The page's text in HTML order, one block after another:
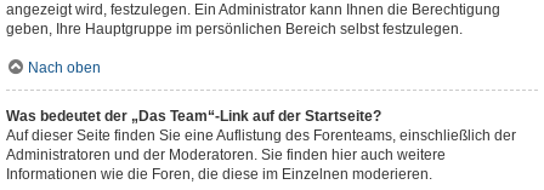
angezeigt wird, festzulegen. Ein Administrator kann Ihnen die Berechtigung
geben, Ihre Hauptgruppe im persönlichen Bereich selbst festzulegen.
Nach oben
Was bedeutet der „Das Team“-Link auf der Startseite?
Auf dieser Seite finden Sie eine Auflistung des Forenteams, einschließlich der
Administratoren und der Moderatoren. Sie finden hier auch weitere
Informationen wie die Foren, die diese im Einzelnen moderieren.